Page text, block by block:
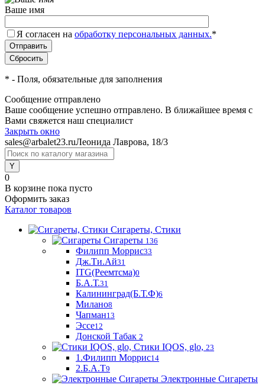
Ваше имя
Я согласен на обработку персональных данных.*
* - Поля, обязательные для заполнения
Сообщение отправлено
Ваше сообщение успешно отправлено. В ближайшее время с
Вами свяжется наш специалист
Закрыть окно
sales@arbalet23.ruЛеонида Лаврова, 18/3
0
В корзине пока пусто
Оформить заказ
Каталог товаров
Сигареты, Стики
Сигареты 136
Филипп Моррис33
Дж.Ти.Ай31
ITG(Реемтсма)0
Б.А.Т.31
Калининград(Б.Т.Ф)6
Милано8
Чапман13
Эссе12
Донской Табак 2
Стики IQOS, glo, 23
1.Филипп Моррис14
2.Б.А.Т9
Электронные Сигареты